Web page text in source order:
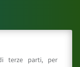
terze parti, per